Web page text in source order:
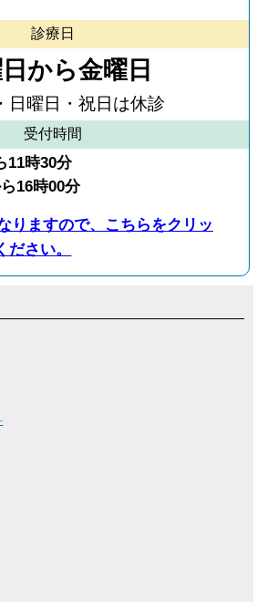
診療日
から金曜日
日曜日・祝日は休診
受付時間
時30分
16時00分
りますので、こちらをクリッ
さい。